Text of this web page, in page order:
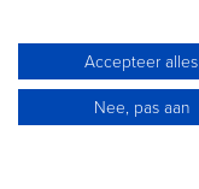
Accepteer alles
Nee, pas aan